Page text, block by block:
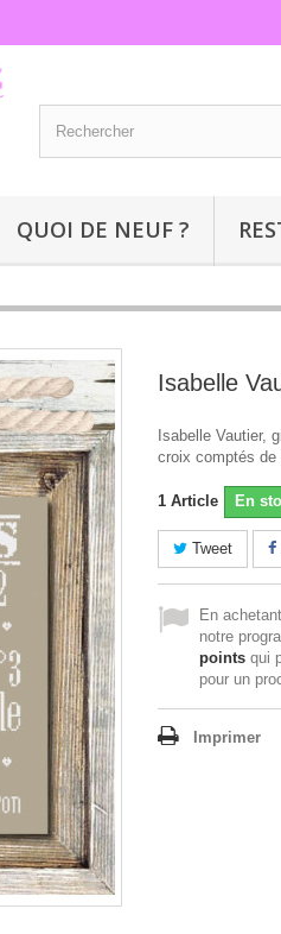
QUOI DE NEUF ?
Isabelle
Isabelle Vautier,
croix comptés de
1 Article En
Tweet
En
notre
points qui
pour un
Imprimer